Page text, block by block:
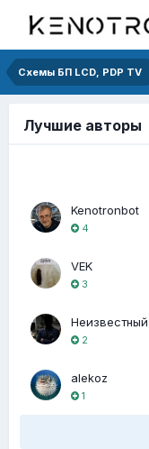
Схемы БП LCD, PDP TV
Лучшие авторы
Kenotronbot
4
VEK
3
Неизвестный
2
alekoz
1